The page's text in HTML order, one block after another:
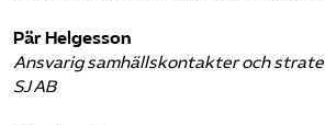
Pär Helgesson
Ansvarig samhällskontakter och
SJ AB